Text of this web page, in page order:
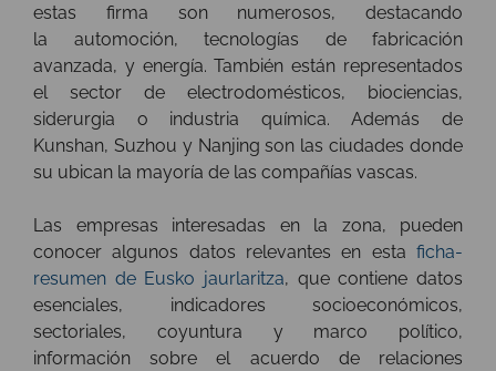
estas firma son numerosos, destacando
la automoción, tecnologías de fabricación
avanzada, y energía. También están representados
el sector de electrodomésticos, biociencias,
siderurgia o industria química. Además de
Kunshan, Suzhou y Nanjing son las ciudades donde
su ubican la mayoría de las compañías vascas.
Las empresas interesadas en la zona, pueden
conocer algunos datos relevantes en esta ficha-
resumen de Eusko jaurlaritza, que contiene datos
esenciales, indicadores socioeconómicos,
sectoriales, coyuntura y marco político,
información sobre el acuerdo de relaciones